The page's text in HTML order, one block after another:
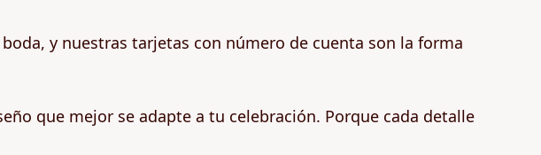
y nuestras tarjetas con número de cuenta son la forma
que mejor se adapte a tu celebración. Porque cada detalle